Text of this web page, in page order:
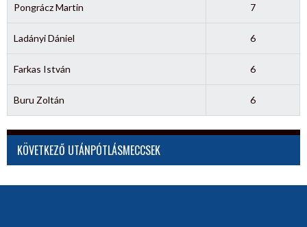
Pongrácz Martin 7
Ladányi Dániel 6
Farkas István 6
Buru Zoltán 6
KÖVETKEZŐ UTÁNPÓTLÁSMECCSEK